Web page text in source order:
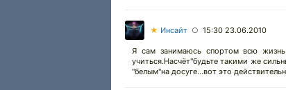
★ Инсайт ○ 15:30 23.06.2010
Я сам занимаюсь спортом всю
учиться.Насчёт"будьте такими же
"белым"на досуге...вот это